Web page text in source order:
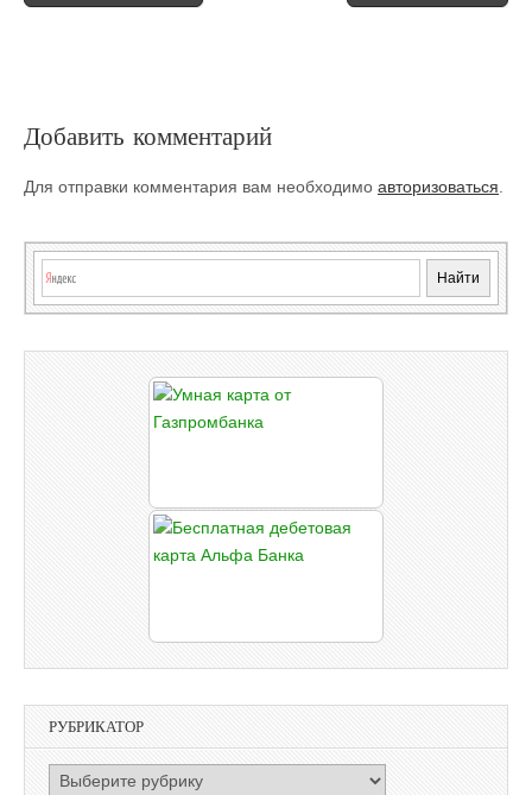
Добавить комментарий
Для отправки комментария вам необходимо авторизоваться
РУБРИКАТОР
РУБРИКАТОР